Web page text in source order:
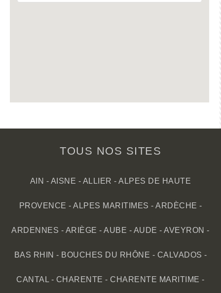
TOUS NOS SITES
AIN - AISNE - ALLIER -ALPES DE HAUTE
PROVENCE - ALPES MARITIMES - ARDÈCHE -
ARDENNES - ARIÈGE -AUBE - AUDE -AVEYRON -
BAS RHIN - BOUCHES DU RHÔNE - CALVADOS -
CANTAL - CHARENTE -CHARENTE MARITIME -